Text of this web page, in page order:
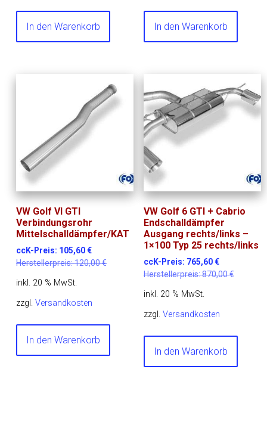
In den Warenkorb In den Warenkorb
VW Golf VI GTI
Verbindungsrohr
Mittelschalldämpfer/KAT
ccK-Preis: 105,60€
Herstellerpreis:120,00€
inkl. 20 % MwSt.
zzgl.Versandkosten
In den Warenkorb
VW Golf 6 GTI + Cabrio
Endschalldämpfer
Ausgang rechts/links –
1×100 Typ 25 rechts/links
ccK-Preis: 765,60€
Herstellerpreis:870,00€
inkl. 20 % MwSt.
zzgl. Versandkosten
In den Warenkorb